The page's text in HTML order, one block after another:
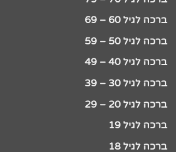
ברכה לגיל 60 – 69
ברכה לגיל 50 – 59
ברכה לגיל 40 – 49
ברכה לגיל 30 – 39
ברכה לגיל 20 – 29
ברכה לגיל 19
ברכה לגיל 18